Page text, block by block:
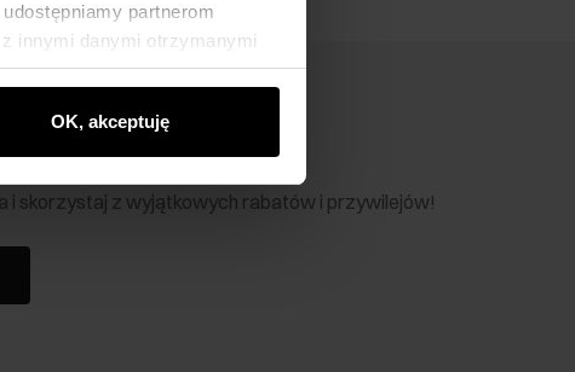
partnerom
innymi danymi otrzymanymi
OK, akceptuję
i skorzystaj z wyjątkowych rabatów i przywilejów!